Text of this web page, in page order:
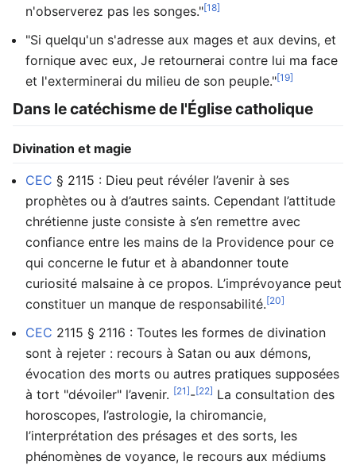
n'observerez pas les songes."[18]
"Si quelqu'un s'adresse aux mages et aux devins, et
fornique avec eux, Je retournerai contre lui ma face
et l'exterminerai du milieu de son peuple."[19]
Dans le catéchisme de l'Église catholique
Divination et magie
CEC § 2115 : Dieu peut révéler l’avenir à ses
prophètes ou à d’autres saints. Cependant l’attitude
chrétienne juste consiste à s’en remettre avec
confiance entre les mains de la Providence pour ce
qui concerne le futur et à abandonner toute
curiosité malsaine à ce propos. L’imprévoyance peut
constituer un manque de responsabilité.[20]
CEC 2115 § 2116 : Toutes les formes de divination
sont à rejeter : recours à Satan ou aux démons,
évocation des morts ou autres pratiques supposées
à tort "dévoiler" l’avenir. [21]-[22] La consultation des
horoscopes, l’astrologie, la chiromancie,
l’interprétation des présages et des sorts, les
phénomènes de voyance, le recours aux médiums